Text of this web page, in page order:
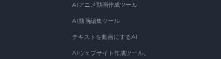
AIアニメ動画作成ツール
AI動画編集ツール
テキストを動画にするAI
AIウェブサイト作成ツール。